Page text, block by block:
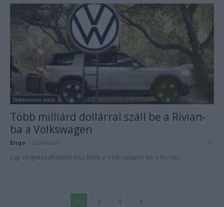
Elektromos autó
Több milliárd dollárral száll be a Rivian-
ba a Volkswagen
Eriqo 2024-06-29 0
Egy vegyesvállalatot hoz létre a Volkswagen és a Rivian.
1 2 3